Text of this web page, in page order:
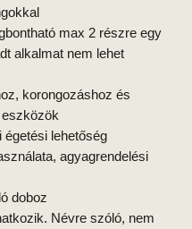
max 2 részre egy
alkalmat nem lehet
korongozáshoz és
lehetőség
agyagrendelési
doboz
Névre szóló, nem